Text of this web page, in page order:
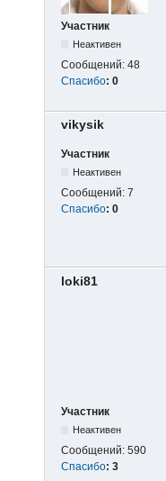
Участник
Неактивен
Сообщений: 48
Спасибо: 0
vikysik
Участник
Неактивен
Сообщений: 7
Спасибо: 0
loki81
Участник
Неактивен
Сообщений: 590
Спасибо: 3